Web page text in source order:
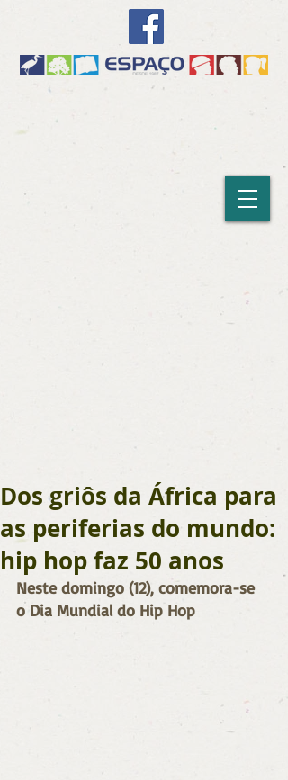
Dos griôs da África para
as periferias do mundo:
hip hop faz 50 anos
Neste domingo (12), comemora-se
o Dia Mundial do Hip Hop